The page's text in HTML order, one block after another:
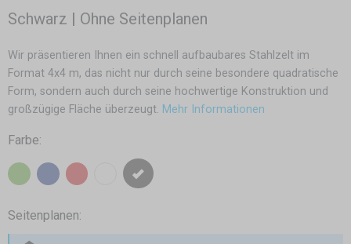
Schwarz | Ohne Seitenplanen
Wir präsentieren Ihnen ein schnell aufbaubares Stahlzelt im
Format 4x4 m, das nicht nur durch seine besondere quadratische
Form, sondern auch durch seine hochwertige Konstruktion und
großzügige Fläche überzeugt. Mehr Informationen
Farbe:
Seitenplanen: